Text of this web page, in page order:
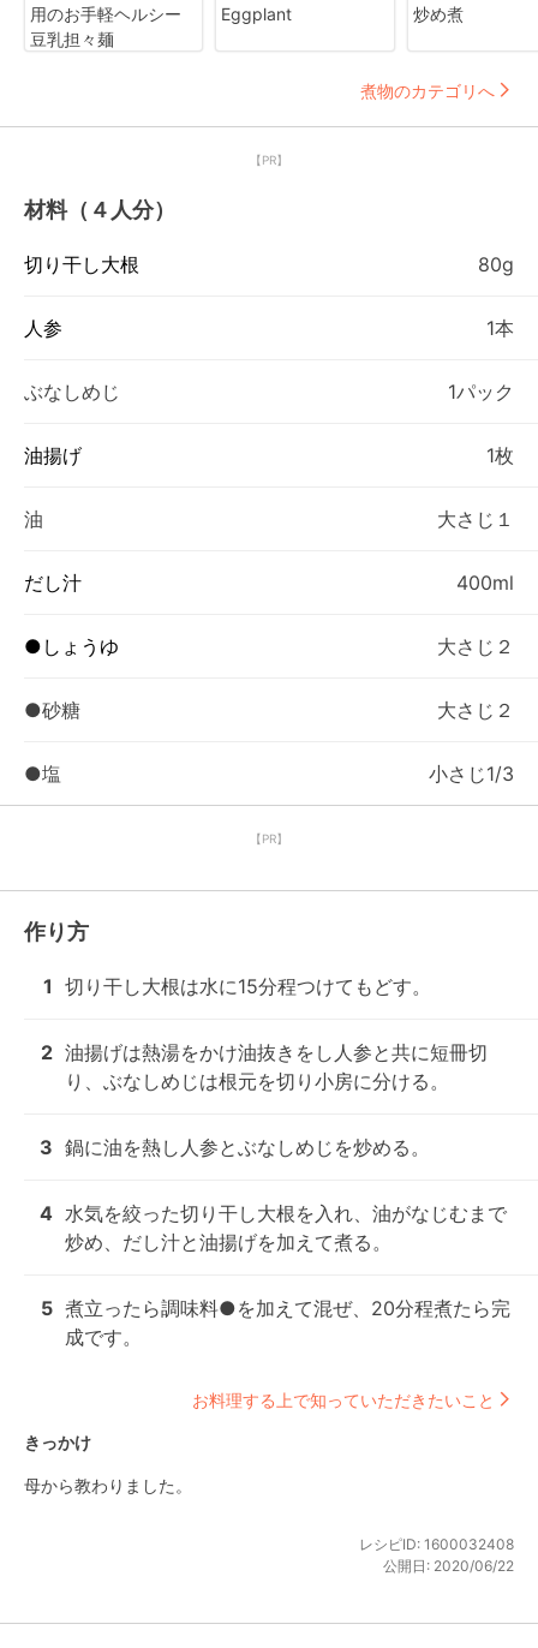
用のお手軽ヘルシー
豆乳担々麺
Eggplant
炒め煮
煮物のカテゴリへ
【PR】
材料（４人分）
切り干し大根 80g
人参 1本
ぶなしめじ 1パック
油揚げ 1枚
油 大さじ１
だし汁 400ml
●しょうゆ 大さじ２
●砂糖 大さじ２
●塩 小さじ1/3
【PR】
作り方
1 切り干し大根は水に15分程つけてもどす。
2 油揚げは熱湯をかけ油抜きをし人参と共に短冊切
り、ぶなしめじは根元を切り小房に分ける。
3 鍋に油を熱し人参とぶなしめじを炒める。
4 水気を絞った切り干し大根を入れ、油がなじむまで
炒め、だし汁と油揚げを加えて煮る。
5 煮立ったら調味料●を加えて混ぜ、20分程煮たら完
成です。
お料理する上で知っていただきたいこと
きっかけ
母から教わりました。
レシピID: 1600032408
公開日: 2020/06/22